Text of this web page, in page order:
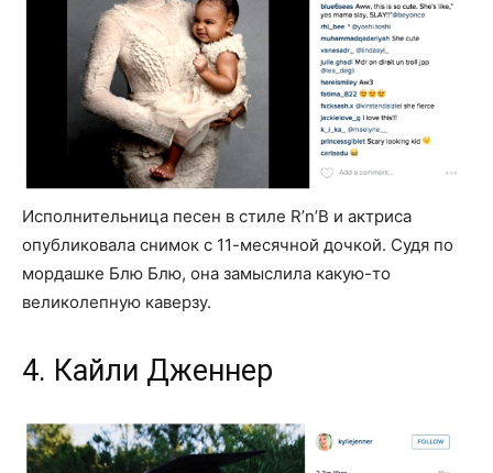
Исполнительница песен в стиле R’n’B и актриса
опубликовала снимок с 11-месячной дочкой. Судя по
мордашке Блю Блю, она замыслила какую-то
великолепную каверзу.
4. Кайли Дженнер